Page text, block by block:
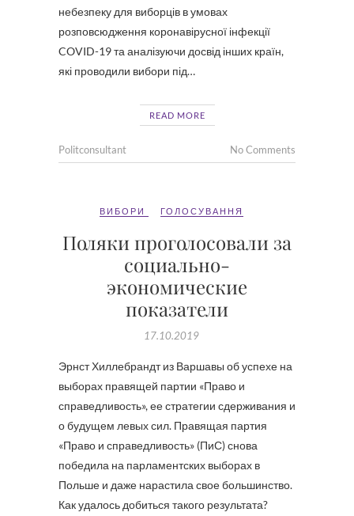
небезпеку для виборців в умовах
розповсюдження коронавірусної інфекції
COVID-19 та аналізуючи досвід інших країн,
які проводили вибори під…
READ MORE
Politconsultant No Comments
ВИБОРИ ГОЛОСУВАННЯ
Поляки проголосовали за
социально-
экономические
показатели
17.10.2019
Эрнст Хиллебрандт из Варшавы об успехе на
выборах правящей партии «Право и
справедливость», ее стратегии сдерживания и
о будущем левых сил. Правящая партия
«Право и справедливость» (ПиС) снова
победила на парламентских выборах в
Польше и даже нарастила свое большинство.
Как удалось добиться такого результата?